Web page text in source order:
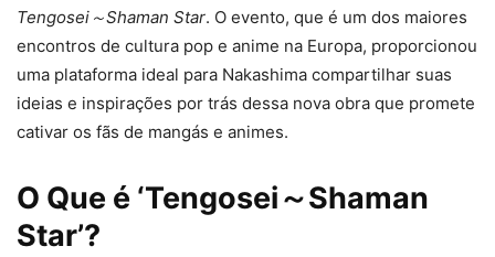
Tengosei～Shaman Star. O evento, que é um dos maiores
encontros de cultura pop e anime na Europa, proporcionou
uma plataforma ideal para Nakashima compartilhar suas
ideias e inspirações por trás dessa nova obra que promete
cativar os fãs de mangás e animes.
O Que é ‘Tengosei～Shaman
Star’?